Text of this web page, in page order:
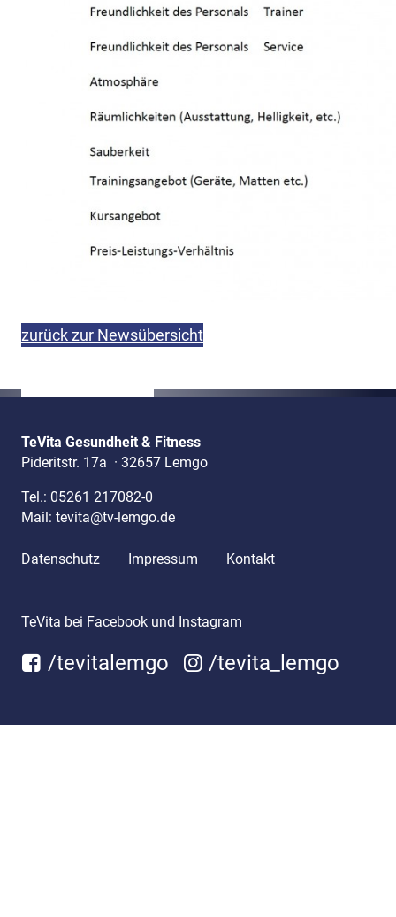
zurück zur Newsübersicht
TeVita Gesundheit & Fitness
Pideritstr. 17a · 32657 Lemgo
Tel.: 05261 217082-0
Mail: tevita@tv-lemgo.de
Datenschutz Impressum Kontakt
TeVita bei Facebook und Instagram
/tevitalemgo /tevita_lemgo